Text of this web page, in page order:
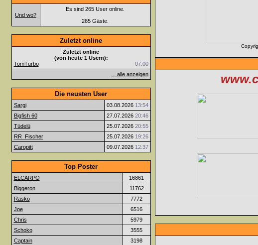
Und wo?
Es sind 265 User online.
265 Gäste.
Zuletzt online
Zuletzt online
(von heute 1 Usern):
TomTurbo
07:00
... alle anzeigen
Die neusten User
Sargi 03.08.2026 13:54
Bigfish 60
27.07.2026 20:46
Tüdelü
25.07.2026 20:55
RR_Fischer
25.07.2026 19:26
Caropitt
09.07.2026 12:37
Top Poster
ELCARPO
16861
Biggeron
11762
Rasko
7772
Joe
6516
Chris
5979
Schoko
3555
Captain
3198